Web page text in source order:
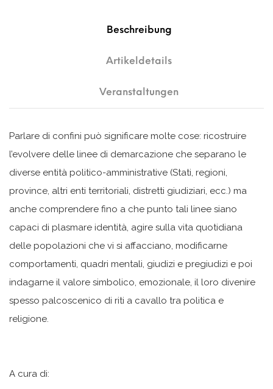
Beschreibung
Artikeldetails
Veranstaltungen
Parlare di confini può significare molte cose: ricostruire
l’evolvere delle linee di demarcazione che separano le
diverse entità politico-amministrative (Stati, regioni,
province, altri enti territoriali, distretti giudiziari, ecc.) ma
anche comprendere fino a che punto tali linee siano
capaci di plasmare identità, agire sulla vita quotidiana
delle popolazioni che vi si affacciano, modificarne
comportamenti, quadri mentali, giudizi e pregiudizi e poi
indagarne il valore simbolico, emozionale, il loro divenire
spesso palcoscenico di riti a cavallo tra politica e
religione.
A cura di: